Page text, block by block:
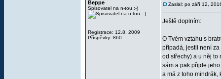
Beppe
Spisovatel na n-tou :-)
Registrace: 12.8. 2009
Příspěvky: 860
Zaslal: po září 12,
Ještě doplním:
O Tvém vztahu s
připadá, jestli není za
od střechy) a u něj to
sám a pak přijde
a má z toho mindrák,